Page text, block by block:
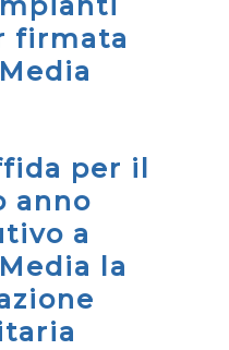
firmata
per il
anno
a
la